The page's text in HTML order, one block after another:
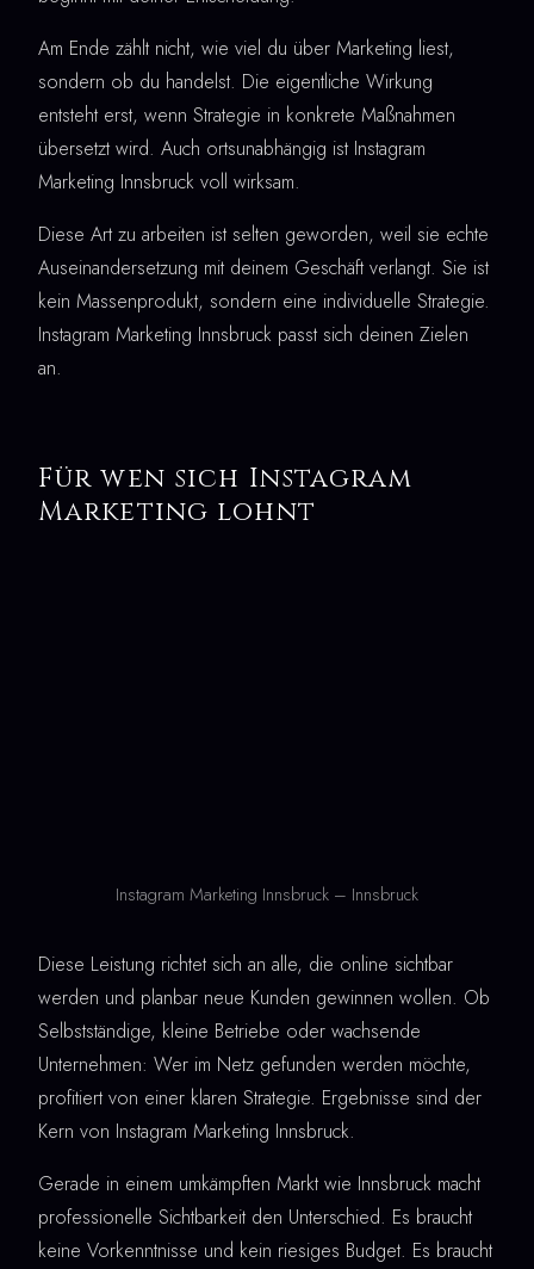
Am Ende zählt nicht, wie viel du über Marketing liest,
sondern ob du handelst. Die eigentliche Wirkung
entsteht erst, wenn Strategie in konkrete Maßnahmen
übersetzt wird. Auch ortsunabhängig ist Instagram
Marketing Innsbruck voll wirksam.
Diese Art zu arbeiten ist selten geworden, weil sie echte
Auseinandersetzung mit deinem Geschäft verlangt. Sie ist
kein Massenprodukt, sondern eine individuelle Strategie.
Instagram Marketing Innsbruck passt sich deinen Zielen
an.
Für wen sich Instagram
Marketing lohnt
Instagram Marketing Innsbruck – Innsbruck
Diese Leistung richtet sich an alle, die online sichtbar
werden und planbar neue Kunden gewinnen wollen. Ob
Selbstständige, kleine Betriebe oder wachsende
Unternehmen: Wer im Netz gefunden werden möchte,
profitiert von einer klaren Strategie. Ergebnisse sind der
Kern von Instagram Marketing Innsbruck.
Gerade in einem umkämpften Markt wie Innsbruck macht
professionelle Sichtbarkeit den Unterschied. Es braucht
keine Vorkenntnisse und kein riesiges Budget. Es braucht